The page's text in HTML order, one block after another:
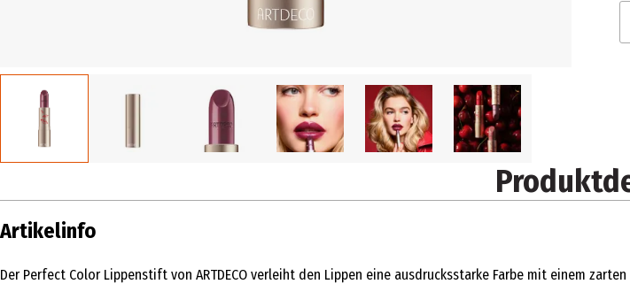
Artikelinfo
Der Perfect Color Lippenstift von ARTDECO verleiht den Lippen eine ausdrucksstarke Farbe mit einem